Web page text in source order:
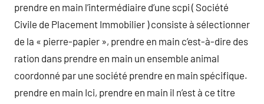
prendre en main l’intermédiaire d’une scpi ( Société
Civile de Placement Immobilier ) consiste à sélectionner
de la « pierre-papier », prendre en main c’est-à-dire des
ration dans prendre en main un ensemble animal
coordonné par une société prendre en main spécifique.
prendre en main Ici, prendre en main il n’est à ce titre